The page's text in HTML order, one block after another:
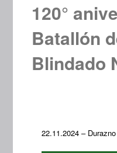
120°
Batallón
Blindado
22.11.2024 – Durazno